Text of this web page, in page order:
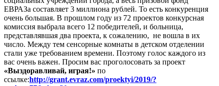
ЕВРАЗа составляет 3 миллиона рублей. То есть конкуренция
очень большая. В прошлом году из 72 проектов конкурсная
комиссия выбрала всего 12 победителей, и больница,
представлявшая два проекта, к сожалению, не вошла в их
число. Между тем сенсорные комнаты в детском отделении
стали уже требованием времени. Поэтому голос каждого из
вас очень важен. Просим вас проголосовать за проект
«Выздоравливай, играя!» по
ссылке:http://grant.evraz.com/proektyi/2019/?